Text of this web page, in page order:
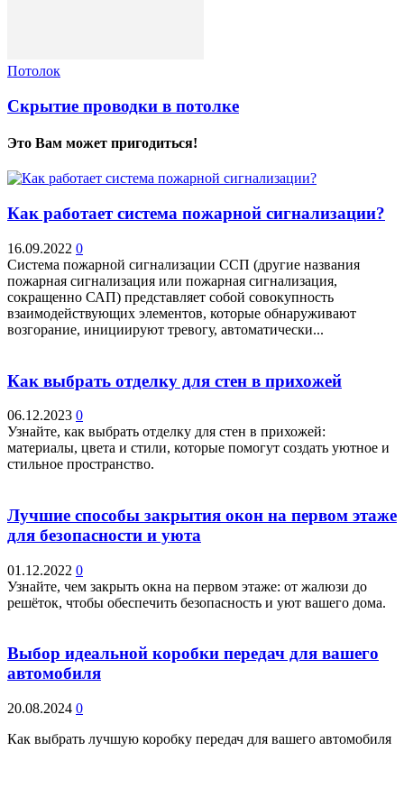
Потолок
Скрытие проводки в потолке
Это Вам может пригодиться!
Как работает система пожарной сигнализации?
16.09.2022 0
Система пожарной сигнализации ССП (другие названия
пожарная сигнализация или пожарная сигнализация,
сокращенно САП) представляет собой совокупность
взаимодействующих элементов, которые обнаруживают
возгорание, инициируют тревогу, автоматически...
Как выбрать отделку для стен в прихожей
06.12.2023 0
Узнайте, как выбрать отделку для стен в прихожей:
материалы, цвета и стили, которые помогут создать уютное и
стильное пространство.
Лучшие способы закрытия окон на первом этаже
для безопасности и уюта
01.12.2022 0
Узнайте, чем закрыть окна на первом этаже: от жалюзи до
решёток, чтобы обеспечить безопасность и уют вашего дома.
Выбор идеальной коробки передач для вашего
автомобиля
20.08.2024 0
Как выбрать лучшую коробку передач для вашего автомобиля